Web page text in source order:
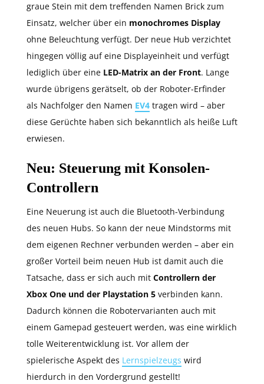
graue Stein mit dem treffenden Namen Brick zum
Einsatz, welcher über ein monochromes Display
ohne Beleuchtung verfügt. Der neue Hub verzichtet
hingegen völlig auf eine Displayeinheit und verfügt
lediglich über eine LED-Matrix an der Front. Lange
wurde übrigens gerätselt, ob der Roboter-Erfinder
als Nachfolger den Namen EV4 tragen wird – aber
diese Gerüchte haben sich bekanntlich als heiße Luft
erwiesen.
Neu: Steuerung mit Konsolen-
Controllern
Eine Neuerung ist auch die Bluetooth-Verbindung
des neuen Hubs. So kann der neue Mindstorms mit
dem eigenen Rechner verbunden werden – aber ein
großer Vorteil beim neuen Hub ist damit auch die
Tatsache, dass er sich auch mit Controllern der
Xbox One und der Playstation 5 verbinden kann.
Dadurch können die Robotervarianten auch mit
einem Gamepad gesteuert werden, was eine wirklich
tolle Weiterentwicklung ist. Vor allem der
spielerische Aspekt des Lernspielzeugs wird
hierdurch in den Vordergrund gestellt!